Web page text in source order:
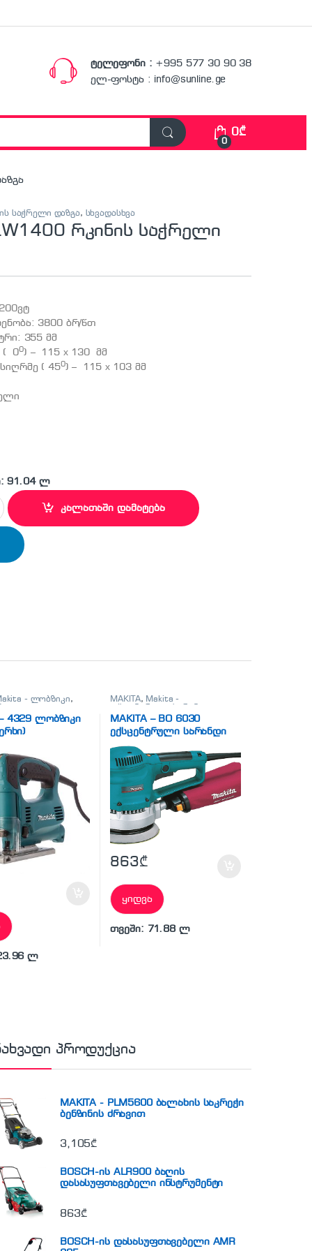
ტელეფონი : +995 577 30 90 38
ელ-ფოსტა : info@sunline.ge
0
0₾
საჭრელი დაზგა, სხვადასხვა
რკინის საჭრელი
3800 ბრ/წთ
355 მმ
( 00) – 115 х 130 მმ
( 450) – 115 х 103 მმ
91.04 ლ
საჭრელი დაზგა quantity
კალათაში დამატება
- ლობზიკი,
4329 ლობზიკი
ლ
MAKITA, Makita -
მანქანა, სხვადასხვა
MAKITA – BO 6030
ექსცენტრული სარანდი
მანქანა
863₾
ყიდვა
თვეში: 71.88 ლ
პროდუქცია
MAKITA - PLM5600 ბალახის საკრეჭი
ბენზინის ძრავით
3,105₾
BOSCH-ის ALR900 ბაღის
დასასუფთავებელი ინსტრუმენტი
863₾
BOSCH-ის დასასუფთავებელი AMR